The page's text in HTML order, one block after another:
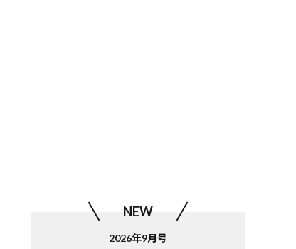
NEW
2026年9月号